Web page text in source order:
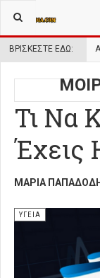
ΒΡΊΣΚΕΣΤΕ ΕΔΏ:
Τι Να
Έχεις
ΜΑΡΊΑ
ΥΓΕΙΑ